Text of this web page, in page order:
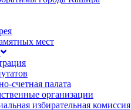
мест
счетная палата
организации
избирательная комиссия